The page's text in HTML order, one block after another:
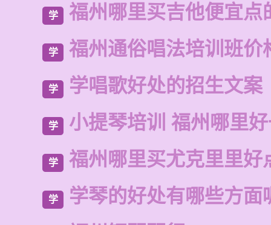
学 福州哪里买吉他便宜点
学 福州通俗唱法培训班价
学 学唱歌好处的招生文案
学 小提琴培训 福州哪里
学 福州哪里买尤克里里好
学
学琴的好处有哪些方面